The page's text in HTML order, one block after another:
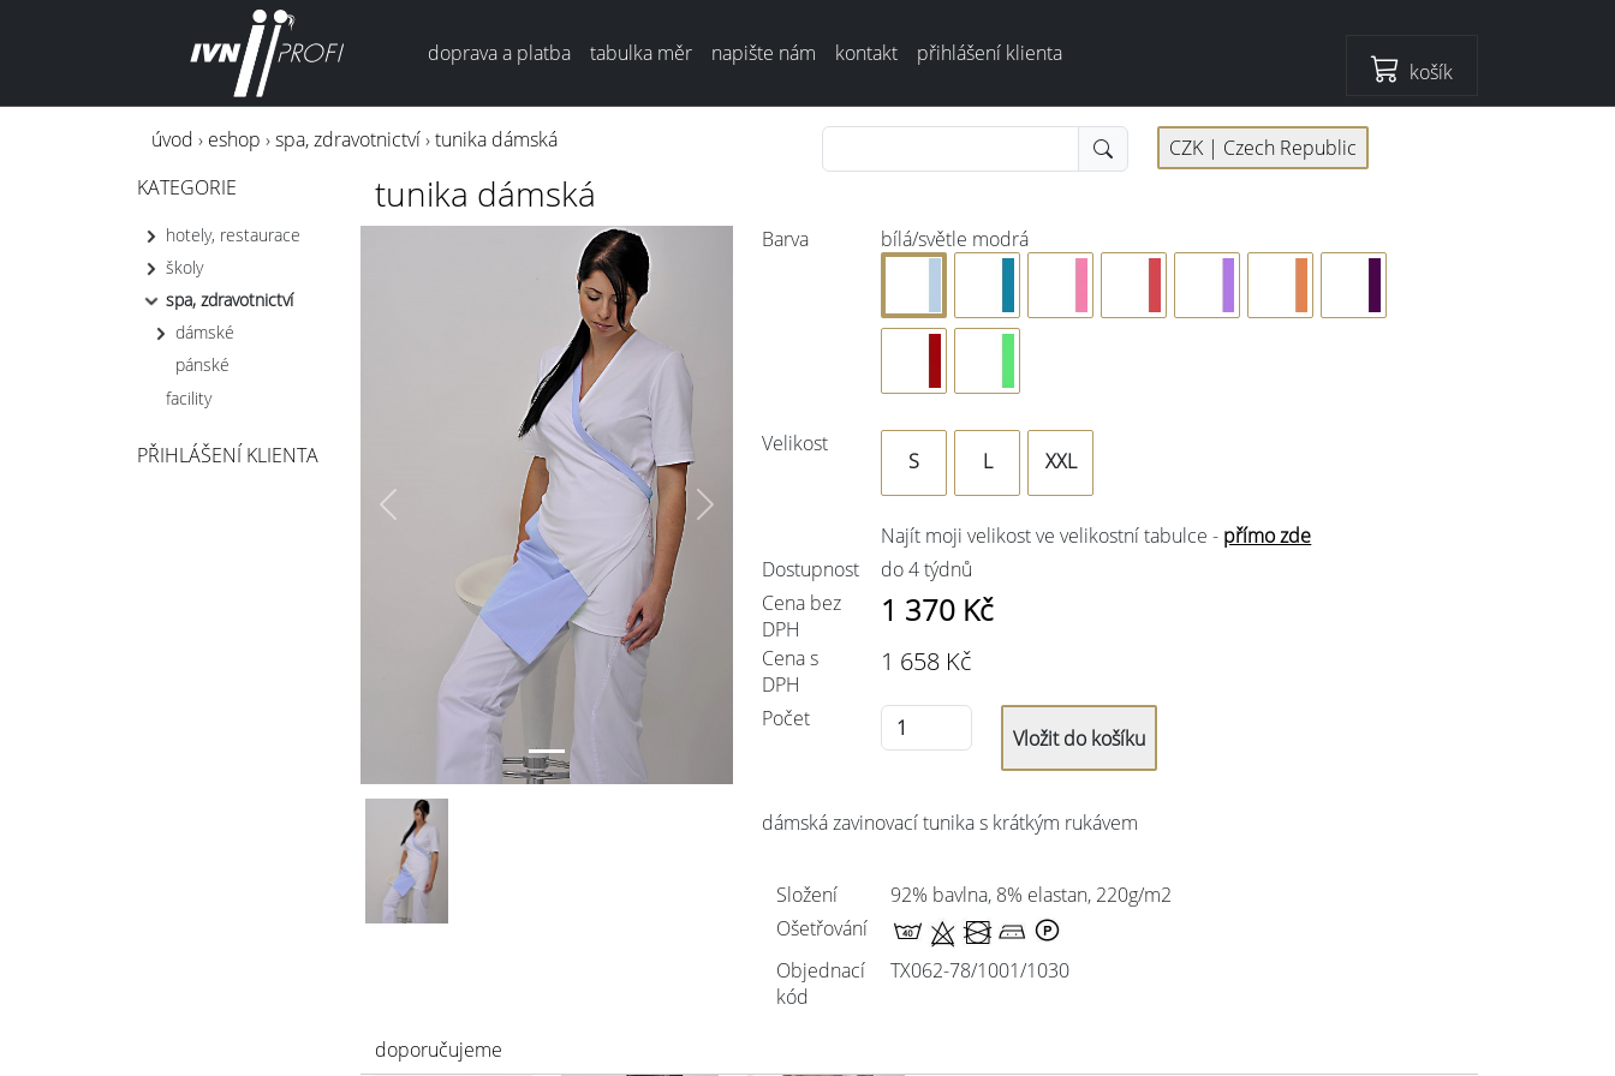
doprava a platba tabulka měr napište nám kontakt přihlášení klienta
košík
úvod › eshop ›spa, zdravotnictví›tunika dámská CZK | Czech Republic
KATEGORIE
hotely, restaurace
školy
spa, zdravotnictví
dámské
pánské
facility
PŘIHLÁŠENÍ KLIENTA
tunika dámská
Previous Next
Barva bílá/světle modrá
Velikost
S L XXL
Najít moji velikost ve velikostní tabulce - přímo zde
Dostupnost
do 4 týdnů
Cena bez
DPH
1 370 Kč
Cena s
DPH
1 658 Kč
Počet
dámská zavinovací tunika s krátkým rukávem
Složení
92% bavlna, 8% elastan, 220g/m2
Ošetřování
Objednací
kód
TX062-78/1001/1030
doporučujeme